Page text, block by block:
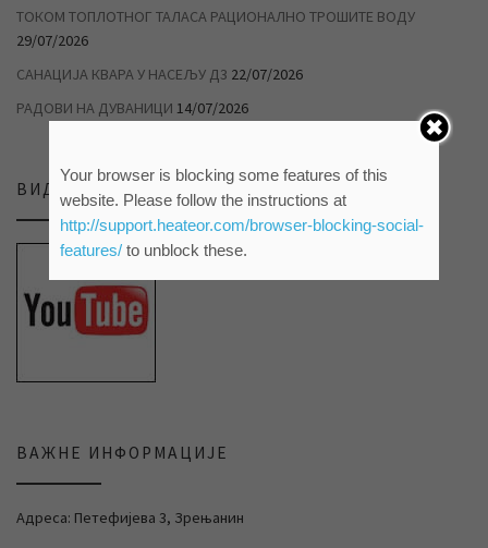
ТОКОМ ТОПЛОТНОГ ТАЛАСА РАЦИОНАЛНО ТРОШИТЕ ВОДУ
29/07/2026
САНАЦИЈА КВАРА У НАСЕЉУ Д3 22/07/2026
РАДОВИ НА ДУВАНИЦИ 14/07/2026
ВИДЕО ПРИЛОЗИ НА НАШЕМ ЈУТЈУБ КАНАЛУ
ВАЖНЕ ИНФОРМАЦИЈЕ
Адреса: Петефијева 3, Зрењанин
Your browser is blocking some features of this
website. Please follow the instructions at
http://support.heateor.com/browser-blocking-social-
features/to unblock these.